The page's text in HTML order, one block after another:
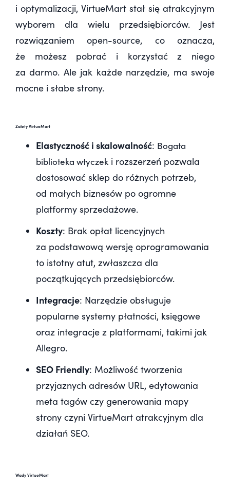
i optymalizacji, VirtueMart stał się atrakcyjnym
wyborem dla wielu przedsiębiorców. Jest
rozwiązaniem open-source, co oznacza,
że możesz pobrać i korzystać z niego
za darmo. Ale jak każde narzędzie, ma swoje
mocne i słabe strony.
Zalety VirtueMart
Elastyczność i skalowalność: Bogata
biblioteka wtyczek i rozszerzeń pozwala
dostosować sklep do różnych potrzeb,
od małych biznesów po ogromne
platformy sprzedażowe.
Koszty: Brak opłat licencyjnych
za podstawową wersję oprogramowania
to istotny atut, zwłaszcza dla
początkujących przedsiębiorców.
Integracje: Narzędzie obsługuje
popularne systemy płatności, księgowe
oraz integracje z platformami, takimi jak
Allegro.
SEO Friendly: Możliwość tworzenia
przyjaznych adresów URL, edytowania
meta tagów czy generowania mapy
strony czyni VirtueMart atrakcyjnym dla
działań SEO.
Wady VirtueMart